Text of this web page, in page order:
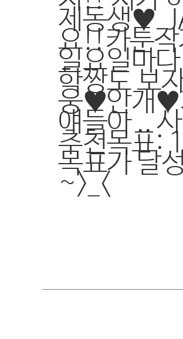
제동생♥
요!!카툰
일요일마
학짱도 보
웅♥안개
얘들아 ..
추천목표:
목표가 달
~>_<